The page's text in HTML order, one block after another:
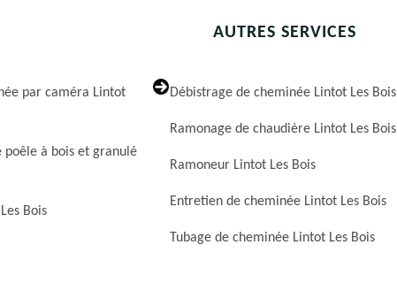
AUTRES SERVICES
par caméra Lintot
poêle à bois et granulé
Bois
Débistrage de cheminée Lintot Les Bois
Ramonage de chaudière Lintot Les Bois
Ramoneur Lintot Les Bois
Entretien de cheminée Lintot Les Bois
Tubage de cheminée Lintot Les Bois